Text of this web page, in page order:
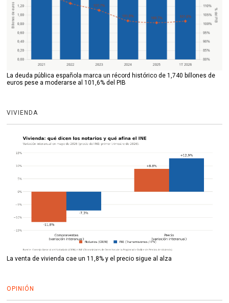
La deuda pública española marca un récord histórico de 1,740 billones de
euros pese a moderarse al 101,6% del PIB
VIVIENDA
La venta de vivienda cae un 11,8% y el precio sigue al alza
OPINIÓN